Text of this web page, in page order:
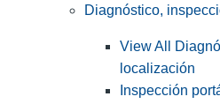
Diagnóstico,
View All
localización
Inspección